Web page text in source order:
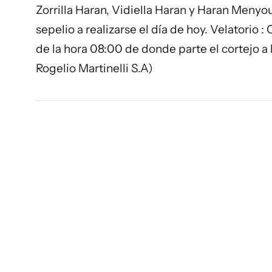
Zorrilla Haran, Vidiella Haran y Haran
sepelio a realizarse el día de hoy. Velatorio
de la hora 08:00 de donde parte el cortejo
Rogelio Martinelli S.A)